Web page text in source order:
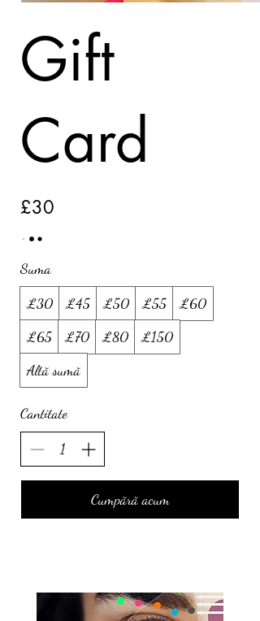
Gift
Card
£30
Suma
£30
£45 £50 £55
£60
£65
£70 £80
£150
Altă sumă
Cantitate
Cumpără acum